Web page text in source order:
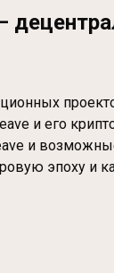
и его
и
эпоху и